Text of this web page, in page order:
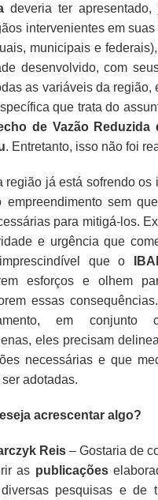
deveria ter apresentado,
intervenientes em
municipais e
desenvolvido, com
as variáveis da região,
que trata do
de Vazão Reduzida
. Entretanto, isso não foi
região já está sofrendo os
sem
para mitigá-los.
e urgência que
que o
esforços e olhem
essas
em conjunto
eles precisam
necessárias e que
adotadas.
acrescentar algo?
Reis– Gostaria de
as publicações
pesquisas e de